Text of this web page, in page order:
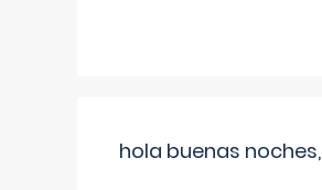
hola buenas noches,